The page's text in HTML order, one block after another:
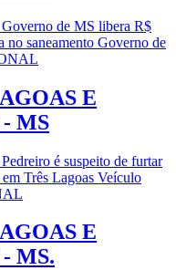
de MS libera R$
no saneamento Governo de
E
MS
é suspeito de furtar
Três Lagoas Veículo
E
MS.